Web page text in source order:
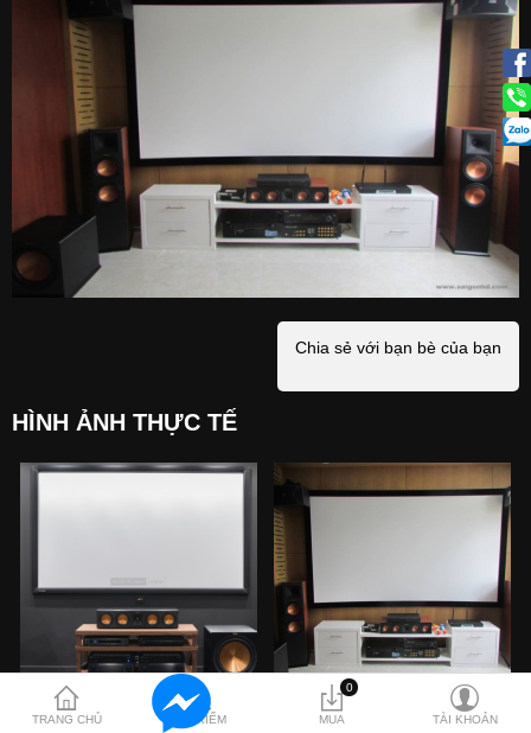
Loa Sub
Sound Bar
Tai nghe
Hỗ trợ
TRANG CHỦ TÌM KIẾM
0
MUA TÀI KHOẢN
Chia sẻ với bạn bè của bạn
HÌNH ẢNH THỰC TẾ